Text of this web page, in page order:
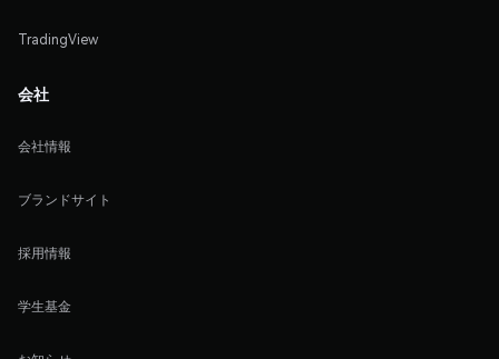
TradingView
会社
会社情報
ブランドサイト
採用情報
学生基金